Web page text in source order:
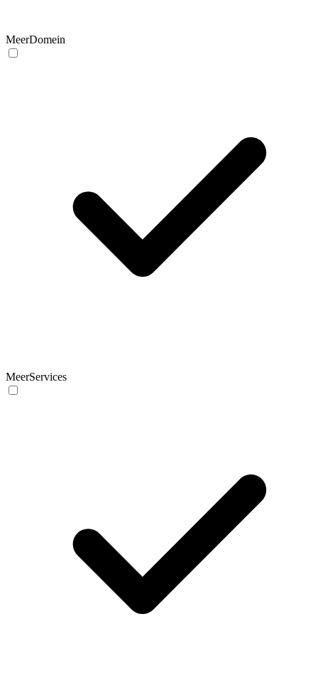
MeerDomein
MeerServices